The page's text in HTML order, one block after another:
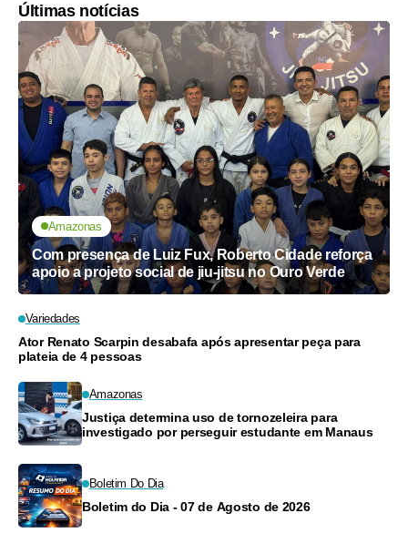
Últimas notícias
Amazonas
Com presença de Luiz Fux, Roberto Cidade reforça
apoio a projeto social de jiu-jitsu no Ouro Verde
Variedades
Ator Renato Scarpin desabafa após apresentar peça para
plateia de 4 pessoas
Amazonas
Justiça determina uso de tornozeleira para
investigado por perseguir estudante em Manaus
Boletim Do Dia
Boletim do Dia - 07 de Agosto de 2026